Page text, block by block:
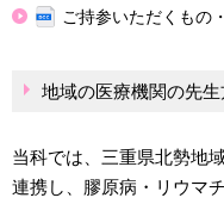
ご持参いただくもの
地域の医療機関の先
当科では、三重県北勢地
連携し、膠原病・リウマ